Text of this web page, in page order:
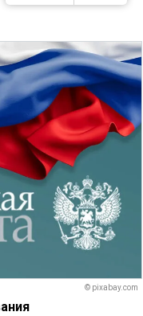
© pixabay.com